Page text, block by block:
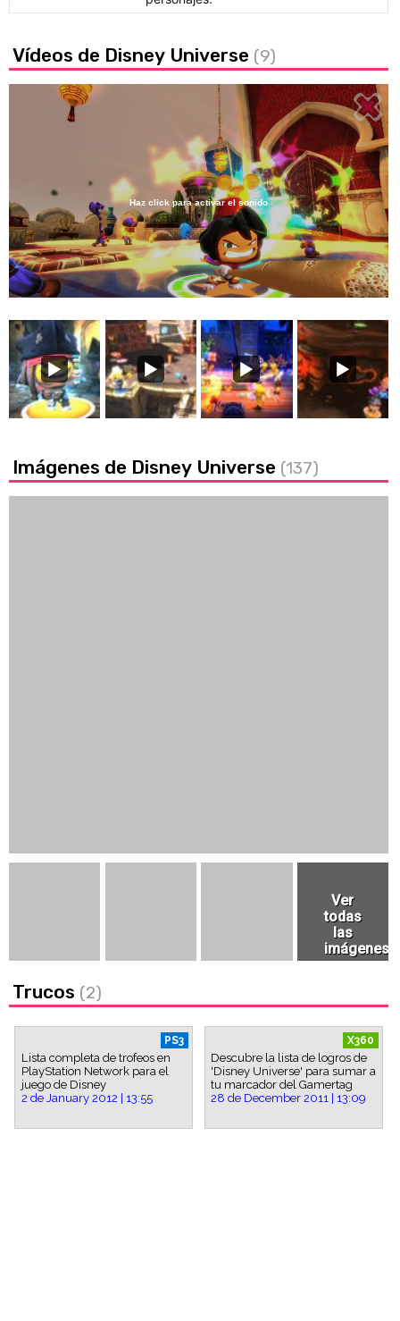
Vídeos de Disney Universe (9)
Unmute /
Loaded:
48.03%
Haz click para activar el sonido
Imágenes de Disney Universe (137)
Trucos (2)
PS3
Lista completa de trofeos en
PlayStation Network para el
juego de Disney
2 de January 2012 | 13:55
X360
Descubre la lista de logros de
'Disney Universe' para sumar a
tu marcador del Gamertag
28 de December 2011 | 13:09